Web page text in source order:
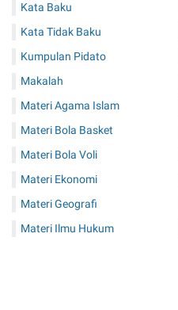
Kata Baku
Kata Tidak Baku
Kumpulan Pidato
Makalah
Materi Agama Islam
Materi Bola Basket
Materi Bola Voli
Materi Ekonomi
Materi Geografi
Materi Ilmu Hukum